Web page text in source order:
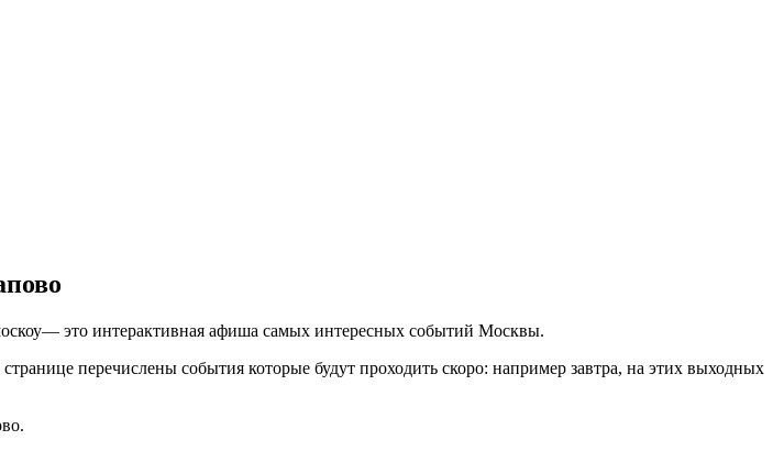
это интерактивная афиша самых интересных событий Москвы.
перечислены события которые будут проходить скоро: например завтра, на этих выходных